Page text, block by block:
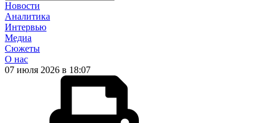
Новости
Аналитика
Интервью
Медиа
Сюжеты
О нас
07 июля 2026 в 18:07